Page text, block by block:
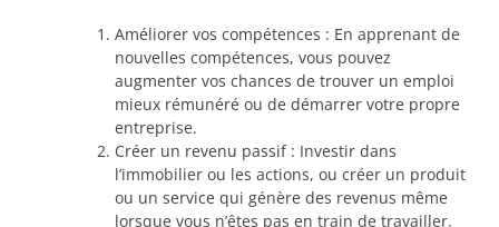
Améliorer vos compétences : En apprenant de
nouvelles compétences, vous pouvez
augmenter vos chances de trouver un emploi
mieux rémunéré ou de démarrer votre propre
entreprise.
Créer un revenu passif : Investir dans
l’immobilier ou les actions, ou créer un produit
ou un service qui génère des revenus même
lorsque vous n’êtes pas en train de travailler.